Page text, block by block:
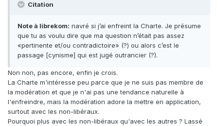
Citation
Note à librekom: navré si j’ai enfreint la Charte. Je présume
que tu as voulu dire que ma question n’était pas assez
«pertinente et/ou contradictoire» (?) ou alors c’est le
passage [cynisme] qui est jugé outrancier (?).
Non non, pas encore, enfin je crois.
La Charte m'intéresse peu parce que je ne suis pas membre de
la modération et que je n'ai pas une tendance naturelle à
l'enfreindre, mais la modération adore la mettre en application,
surtout avec les non-libéraux.
Pourquoi plus avec les non-libéraux qu'avec les autres ? Lassé